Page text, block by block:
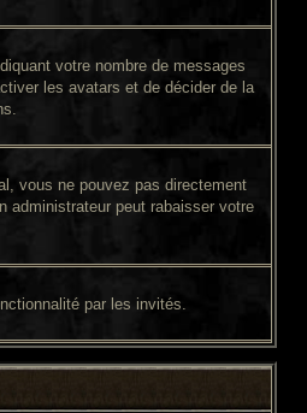
votre nombre de messages
les avatars et de décider de la
vous ne pouvez pas directement
administrateur peut rabaisser votre
par les invités.